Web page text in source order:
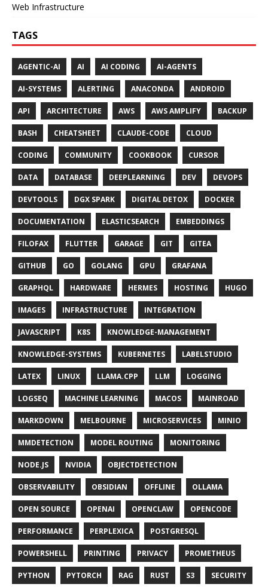
Web Infrastructure
TAGS
AGENTIC-AI AI AI CODING AI-AGENTS
AI-SYSTEMS ALERTING ANACONDA ANDROID
API ARCHITECTURE AWS AWS AMPLIFY BACKUP
BASH CHEATSHEET CLAUDE-CODE CLOUD
CODING COMMUNITY COOKBOOK CURSOR
DATA DATABASE DEEPLEARNING DEV DEVOPS
DEVTOOLS DGX SPARK DIGITAL DETOX DOCKER
DOCUMENTATION ELASTICSEARCH EMBEDDINGS
FILOFAX FLUTTER GARAGE GIT GITEA
GITHUB GO GOLANG GPU GRAFANA
GRAPHQL HARDWARE HERMES HOSTING HUGO
IMAGES INFRASTRUCTURE INTEGRATION
JAVASCRIPT K8S KNOWLEDGE-MANAGEMENT
KNOWLEDGE-SYSTEMS KUBERNETES LABELSTUDIO
LATEX LINUX LLAMA.CPP LLM LOGGING
LOGSEQ MACHINE LEARNING MACOS MAINROAD
MARKDOWN MELBOURNE MICROSERVICES MINIO
MMDETECTION MODEL ROUTING MONITORING
NODE.JS NVIDIA OBJECTDETECTION
OBSERVABILITY OBSIDIAN OFFLINE OLLAMA
OPEN SOURCE OPENAI OPENCLAW OPENCODE
PERFORMANCE PERPLEXICA POSTGRESQL
POWERSHELL PRINTING PRIVACY PROMETHEUS
PYTHON PYTORCH RAG RUST S3 SECURITY